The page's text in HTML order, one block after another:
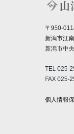
〒950-
新潟市江
新潟市中
TEL 025-
FAX 025-
個人情報